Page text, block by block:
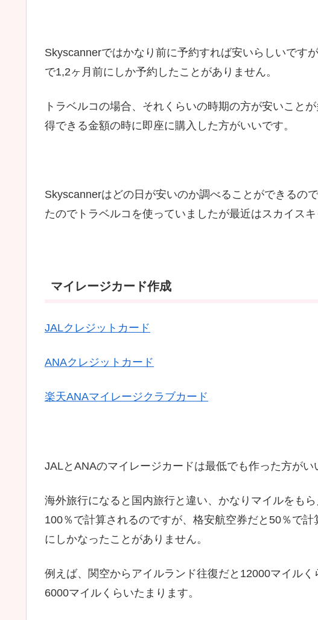
Skyscannerではかなり前に予約すれば安いらしいです
で1,2ヶ月前にしか予約したことがありません。
トラベルコの場合、それくらいの時期の方が安いこと
得できる金額の時に即座に購入した方がいいです。
Skyscannerはどの日が安いのか調べることができるの
たのでトラベルコを使っていましたが最近はスカイスキ
マイレージカード作成
JALクレジットカード
ANAクレジットカード
楽天ANAマイレージクラブカード
JALとANAのマイレージカードは最低でも作った方がい
海外旅行になると国内旅行と違い、かなりマイルをも
100％で計算されるのですが、格安航空券だと50％で
にしかなったことがありません。
例えば、関空からアイルランド往復だと12000マイル
6000マイルくらいたまります。